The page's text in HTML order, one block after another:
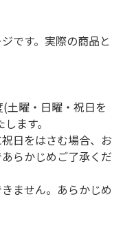
です。実際の商品と
土曜・日曜・祝日を
ます。
日をはさむ場合、お
らかじめご了承くだ
ません。あらかじめ